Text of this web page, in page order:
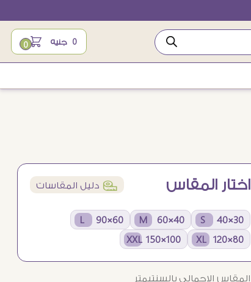
0 جنيه 0
اختار المقاس í دليل المقاسات
30×40 S
40×60 M
60×90 L
80×120 XL
100×150 XXL
المقاس الاجمالى بالسنتيمتر